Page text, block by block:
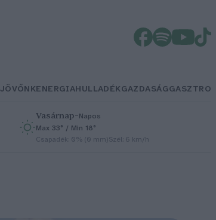
JÖVŐNKENERGIAHULLADÉKGAZDASÁGGASZTRO
Vasárnap–Napos
Max 33° / Min 18°
Csapadék: 0% (0 mm)Szél: 6 km/h